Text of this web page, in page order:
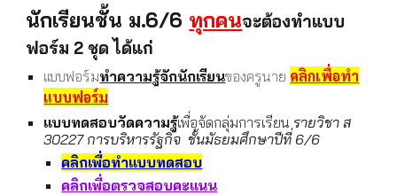
นักเรียนชั้น ม.6/6 ทุกคนจะต้องทำแบบ
ฟอร์ม 2 ชุด ได้แก่
แบบฟอร์มทำความรู้จักนักเรียนของครูนาย คลิกเพื่อทำ
แบบฟอร์ม
แบบทดสอบวัดความรู้เพื่อจัดกลุ่มการเรียน รายวิชา ส
30227การบริหารรัฐกิจ ชั้นมัธยมศึกษาปีที่ 6/6
คลิกเพื่อทำแบบทดสอบ
คลิกเพื่อตรวจสอบคะแนน